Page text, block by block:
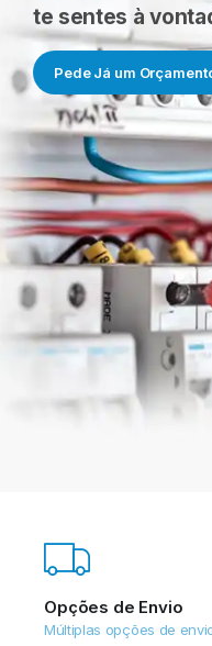
te sentes à
Pede Já um
Domtec – Domótica
Opções de Envio
Múltiplas opções de